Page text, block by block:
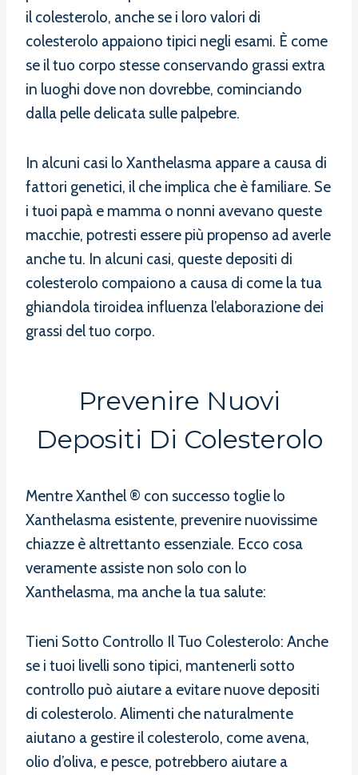
il colesterolo, anche se i loro valori di
colesterolo appaiono tipici negli esami. È come
se il tuo corpo stesse conservando grassi extra
in luoghi dove non dovrebbe, cominciando
dalla pelle delicata sulle palpebre.
In alcuni casi lo Xanthelasma appare a causa di
fattori genetici, il che implica che è familiare. Se
i tuoi papà e mamma o nonni avevano queste
macchie, potresti essere più propenso ad averle
anche tu. In alcuni casi, queste depositi di
colesterolo compaiono a causa di come la tua
ghiandola tiroidea influenza l’elaborazione dei
grassi del tuo corpo.
Prevenire Nuovi
Depositi Di Colesterolo
Mentre Xanthel ® con successo toglie lo
Xanthelasma esistente, prevenire nuovissime
chiazze è altrettanto essenziale. Ecco cosa
veramente assiste non solo con lo
Xanthelasma, ma anche la tua salute:
Tieni Sotto Controllo Il Tuo Colesterolo: Anche
se i tuoi livelli sono tipici, mantenerli sotto
controllo può aiutare a evitare nuove depositi
di colesterolo. Alimenti che naturalmente
aiutano a gestire il colesterolo, come avena,
olio d’oliva, e pesce, potrebbero aiutare a